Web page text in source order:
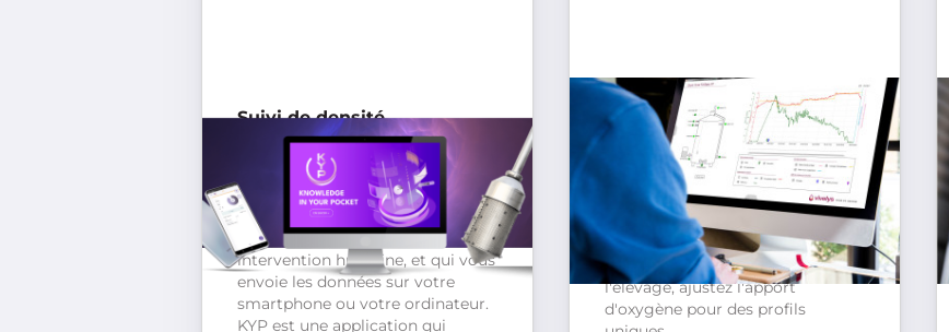
Suivi de densité
Réalisez le suivi de densité de vos
vins, de façon simple et efficace.
Densios est un capteur de densité
connecté qui mesure la densité
plusieurs fois par jour, sans
intervention humaine, et qui vous
envoie les données sur votre
smartphone ou votre ordinateur.
KYP est une application qui
Automatisation et maîtrise
des FA
Maîtrisez et automatisez vos
fermentations alcooliques avec
Scalya, qui régule la température,
la turbidité, l'apport d'oxygène et
les nutriments azotés. Pendant
l'élevage, ajustez l'apport
d'oxygène pour des profils